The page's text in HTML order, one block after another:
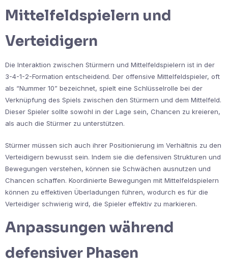
Mittelfeldspielern und
Verteidigern
Die Interaktion zwischen Stürmern und Mittelfeldspielern ist in der
3-4-1-2-Formation entscheidend. Der offensive Mittelfeldspieler, oft
als “Nummer 10” bezeichnet, spielt eine Schlüsselrolle bei der
Verknüpfung des Spiels zwischen den Stürmern und dem Mittelfeld.
Dieser Spieler sollte sowohl in der Lage sein, Chancen zu kreieren,
als auch die Stürmer zu unterstützen.
Stürmer müssen sich auch ihrer Positionierung im Verhältnis zu den
Verteidigern bewusst sein. Indem sie die defensiven Strukturen und
Bewegungen verstehen, können sie Schwächen ausnutzen und
Chancen schaffen. Koordinierte Bewegungen mit Mittelfeldspielern
können zu effektiven Überladungen führen, wodurch es für die
Verteidiger schwierig wird, die Spieler effektiv zu markieren.
Anpassungen während
defensiver Phasen